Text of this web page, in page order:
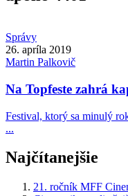
Správy
26. apríla 2019
Martin Palkovič
Na Topfeste zahrá
Festival, ktorý sa minulý
...
Najčítanejšie
21. ročník MFF